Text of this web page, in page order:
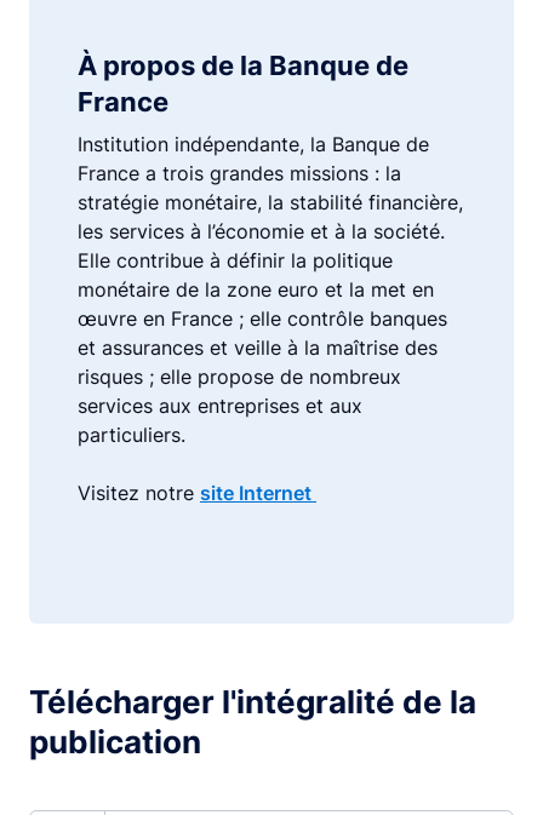
À propos de la Banque de
France
Institution indépendante, la Banque de
France a trois grandes missions : la
stratégie monétaire, la stabilité financière,
les services à l’économie et à la société.
Elle contribue à définir la politique
monétaire de la zone euro et la met en
œuvre en France ; elle contrôle banques
et assurances et veille à la maîtrise des
risques ; elle propose de nombreux
services aux entreprises et aux
particuliers.
Visitez notre site Internet
Télécharger l'intégralité de la
publication